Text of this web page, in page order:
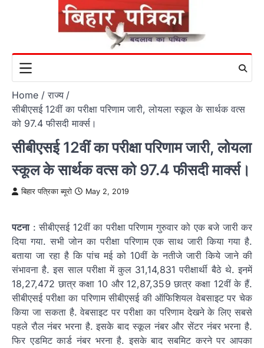
Home
राज्य
सीबीएसई 12वीं का परीक्षा परिणाम जारी, लोयला स्कूल के सार्थक वत्स
को 97.4 फीसदी मार्क्स।
सीबीएसई 12वीं का परीक्षा परिणाम जारी, लोयला
स्कूल के सार्थक वत्स को 97.4 फीसदी मार्क्स।
बिहार पत्रिका ब्यूरो May 2, 2019
पटना: सीबीएसई 12वीं का परीक्षा परिणाम गुरुवार को एक बजे जारी कर
दिया गया. सभी जोन का परीक्षा परिणाम एक साथ जारी किया गया है.
बताया जा रहा है कि पांच मई को 10वीं के नतीजे जारी किये जाने की
संभावना है. इस साल परीक्षा में कुल 31,14,831 परीक्षार्थी बैठे थे. इनमें
18,27,472 छात्र कक्षा 10 और 12,87,359 छात्र कक्षा 12वीं के हैं.
सीबीएसई परीक्षा का परिणाम सीबीएसई की ऑफिशियल वेबसाइट पर चेक
किया जा सकता है. वेबसाइट पर परीक्षा का परिणाम देखने के लिए सबसे
पहले रौल नंबर भरना है. इसके बाद स्कूल नंबर और सेंटर नंबर भरना है.
फिर एडमिट कार्ड नंबर भरना है. इसके बाद सबमिट करने पर आपका